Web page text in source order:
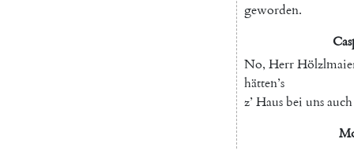
geworden.
No, Herr
hätten’s
z’Hausbei unsauch